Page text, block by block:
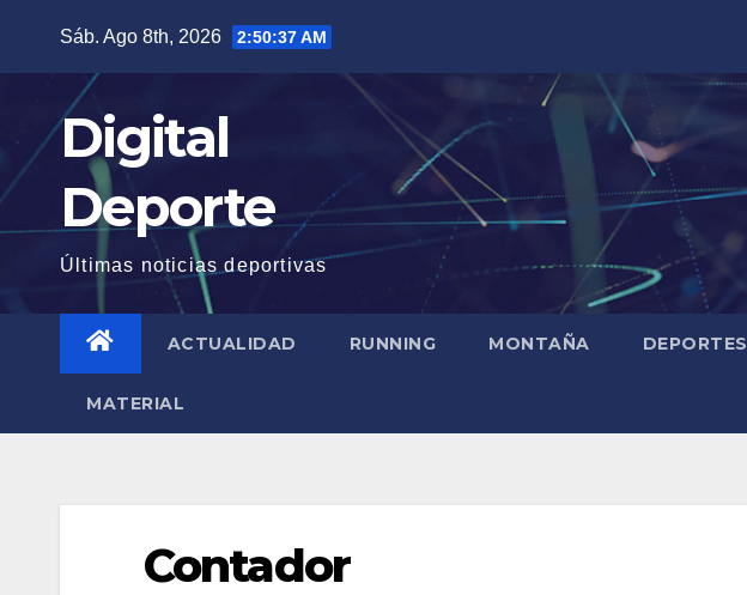
contenido
Sáb. Ago 8th, 2026 2:50:37 AM
Digital
Deporte
Últimas noticias deportivas
ACTUALIDAD RUNNING MONTAÑA DEPORTES
MATERIAL
Contador